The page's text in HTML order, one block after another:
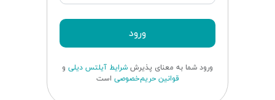
ورود
ورود شما به معنای پذیرششرایط آیلتس دیلی و
قوانین حریم‌خصوصی است